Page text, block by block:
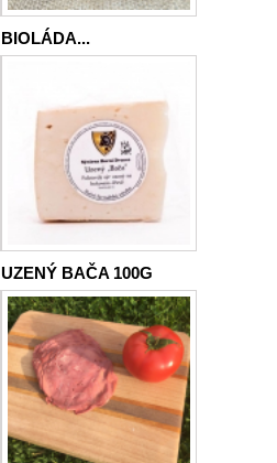
BIOLÁDA...
UZENÝ BAČA 100G